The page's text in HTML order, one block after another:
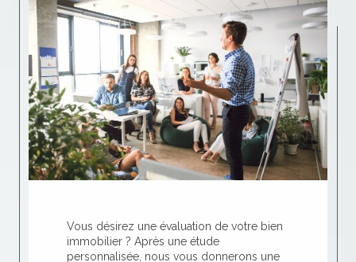
Vous désirez une évaluation de votre bien
immobilier ? Après une étude
personnalisée, nous vous donnerons une